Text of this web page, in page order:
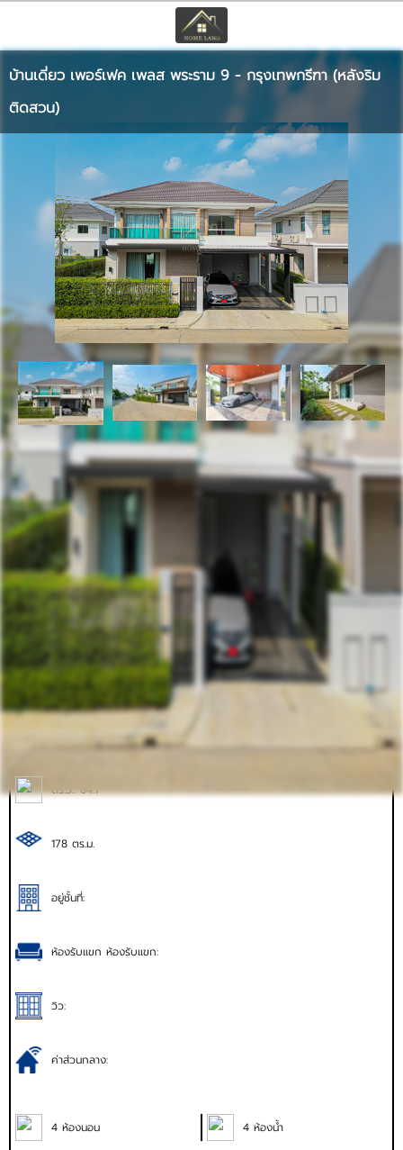
TH
เข้าสู่ระบบ สมัครสมาชิก
หน้าหลัก
ทรัพย์สิน
บริการ
ข่าวสาร
ติดต่อ
เพิ่มเติม
บ้านเดี่ยว เพอร์เฟค เพลส พระราม 9 - กรุงเทพกรีฑา (หลังริม
ติดสวน)
รหัสทรัพย์ BHL604
อัพเดท6/16/2025
บ้านเดี่ยว เพอร์เฟค เพลส พระราม 9 - กรุงเทพกรีฑา (หลัง
ริม ติดสวน)
คลองสองต้นนุ่น ลาดกระบัง กรุงเทพฯ
14,000,000.00
฿
ให้เช่า
79,000.00
ตร.ว.: 64.1
178 ตร.ม.
อยู่ชั้นที่:
ห้องรับแขก ห้องรับแขก:
วิว:
ค่าส่วนกลาง:
4 ห้องนอน 4 ห้องน้ำ